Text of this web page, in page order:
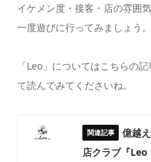
イケメン度・接客・店の雰囲
一度遊びに行ってみましょう。
「Leo」についてはこちらの
て読んでみてくださいね。
億越
店クラブ『Leo